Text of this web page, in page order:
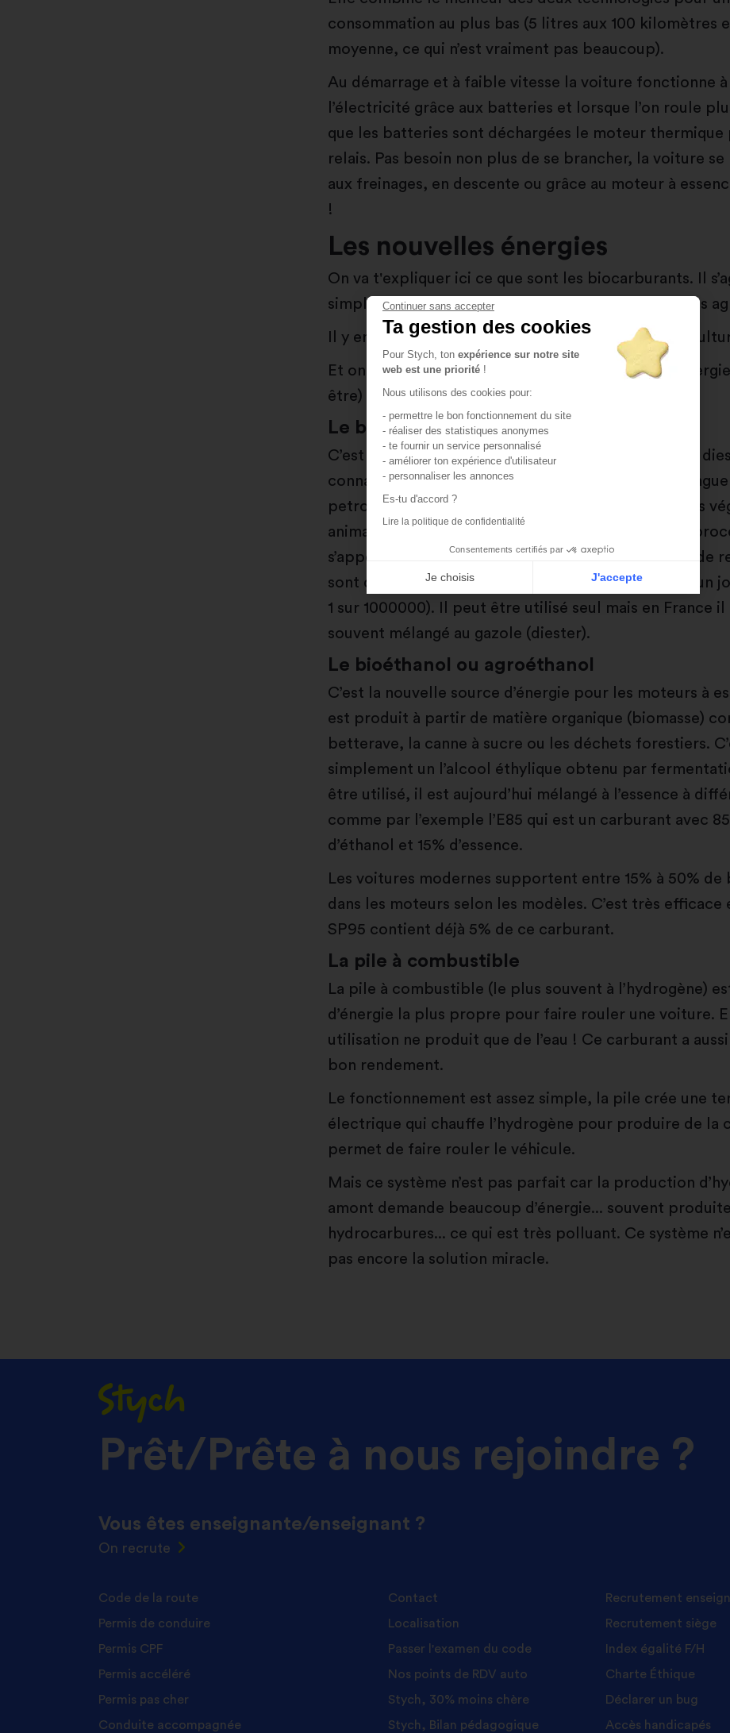
Continuer sans accepter
Ta gestion des cookies
Pour Stych, ton expérience sur notre site
web est une priorité !
Nous utilisons des cookies pour:
- permettre le bon fonctionnement du site
- réaliser des statistiques anonymes
- te fournir un service personnalisé
- améliorer ton expérience d'utilisateur
- personnaliser les annonces
Es-tu d'accord ?
Lire la politique de confidentialité
Consentements certifiés par
Je choisis J'accepte
Axeptio consent
Plateforme de Gestion du Consentement :
Notre plateforme vous permet d'adapter et de
consommation au plus bas (5 litres aux 100 kilomètres
moyenne, ce qui n’est vraiment pas beaucoup).
Au démarrage et à faible vitesse la voiture fonctionne à
l’électricité grâce aux batteries et lorsque l’on roule
que les batteries sont déchargées le moteur thermique
relais. Pas besoin non plus de se brancher, la voiture se
aux freinages, en descente ou grâce au moteur à
!
Les nouvelles énergies
On va t'expliquer ici ce que sont les biocarburants. Il
simplement des carburants issus de nos productions
Il y en a deux principaux, qu'on te détaille pour ta
Et on fini par le nec plus ultra de la modernité,
être) du futur : la pile à combustible !
Le biodiesel ou biogazole
C’est le pendant renouvelable et moins polluant du
connait tous (qu’on peut appeler, pour bien le
petrodiesiel). Il est issu de la transformation d’huiles
animales comme les huiles de cuisson usagées. Ce
s’appelle la transestérification (je sais, tes chances de
sont de 1 sur 1000, et les chances que cela te serve un
1 sur 1000000). Il peut être utilisé seul mais en France
souvent mélangé au gazole (diester).
Le bioéthanol ou agroéthanol
C’est la nouvelle source d’énergie pour les moteurs à
est produit à partir de matière organique (biomasse)
betterave, la canne à sucre ou les déchets forestiers.
simplement un l’alcool éthylique obtenu par
être utilisé, il est aujourd’hui mélangé à l’essence à
comme par l’exemple l’E85 qui est un carburant avec
d’éthanol et 15% d’essence.
Les voitures modernes supportent entre 15% à 50% de
dans les moteurs selon les modèles. C’est très
SP95 contient déjà 5% de ce carburant.
La pile à combustible
La pile à combustible (le plus souvent à l’hydrogène)
d’énergie la plus propre pour faire rouler une voiture.
utilisation ne produit que de l’eau ! Ce carburant a
bon rendement.
Le fonctionnement est assez simple, la pile crée une
électrique qui chauffe l’hydrogène pour produire de la
permet de faire rouler le véhicule.
Mais ce système n’est pas parfait car la production
amont demande beaucoup d’énergie... souvent
hydrocarbures... ce qui est très polluant. Ce système
pas encore la solution miracle.
Prêt/Prête à nous rejoindre ?
Vous êtes enseignante/enseignant ?
On recrute
Code de la route
Permis de conduire
Permis CPF
Permis accéléré
Permis pas cher
Conduite accompagnée
Contact
Localisation
Passer l'examen du code
Nos points de RDV auto
Stych, 30% moins chère
Stych, Bilan pédagogique
Recrutement
Recrutement siège
Index égalité F/H
Charte Éthique
Déclarer un bug
Accès handicapés